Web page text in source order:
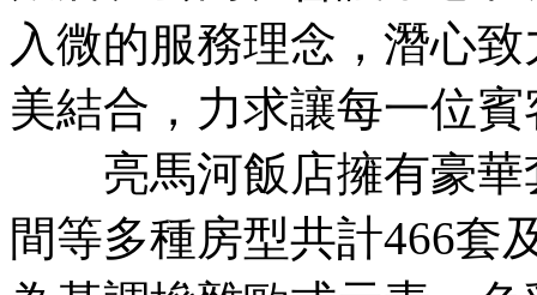
入微的服務理念，潛心
美結合，力求讓每一位
亮馬河飯店擁有豪華
間等多種房型共計466套